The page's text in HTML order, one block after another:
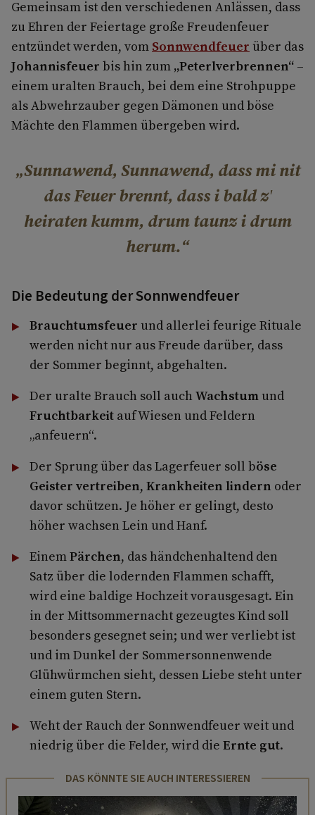
Gemeinsam ist den verschiedenen Anlässen, dass
zu Ehren der Feiertage große Freudenfeuer
entzündet werden, vom Sonnwendfeuer über das
Johannisfeuer bis hin zum „Peterlverbrennen“ –
einem uralten Brauch, bei dem eine Strohpuppe
als Abwehrzauber gegen Dämonen und böse
Mächte den Flammen übergeben wird.
Sunnawend, Sunnawend, dass mi nit
das Feuer brennt, dass i bald z'
heiraten kumm, drum taunz i drum
herum.
Die Bedeutung der Sonnwendfeuer
Brauchtumsfeuer und allerlei feurige Rituale
werden nicht nur aus Freude darüber, dass
der Sommer beginnt, abgehalten.
Der uralte Brauch soll auch Wachstumund
Fruchtbarkeitauf Wiesen und Feldern
„anfeuern“.
Der Sprung über das Lagerfeuer soll böse
Geister vertreiben, Krankheiten lindern oder
davor schützen. Je höher er gelingt, desto
höher wachsen Lein und Hanf.
EinemPärchen, das händchenhaltend den
Satz über die lodernden Flammen schafft,
wird eine baldige Hochzeit vorausgesagt. Ein
in der Mittsommernacht gezeugtes Kind soll
besonders gesegnet sein; und wer verliebt ist
und im Dunkel der Sommersonnenwende
Glühwürmchen sieht, dessen Liebe steht unter
einem guten Stern.
Weht der Rauch der Sonnwendfeuer weit und
niedrig über die Felder, wird die Ernte gut.
DAS KÖNNTE SIE AUCH INTERESSIEREN